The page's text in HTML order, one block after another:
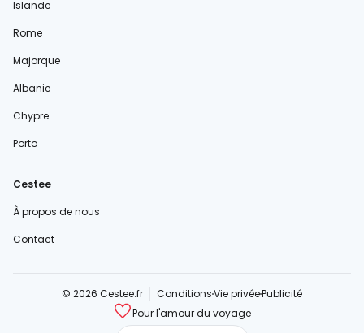
Islande
Rome
Majorque
Albanie
Chypre
Porto
Cestee
À propos de nous
Contact
© 2026 Cestee.fr ConditionsVie privéePublicité
Pour l'amour du voyage
cestee.com